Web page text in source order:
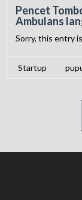
Pencet
Ambulans
Sorry, this entry
Startup